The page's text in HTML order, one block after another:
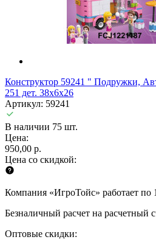
Конструктор 59241 " Подружки,
251 дет. 38х6х26
Артикул: 59241
В наличии 75 шт.
Цена:
950,00 р.
Цена со скидкой:
Компания «ИгроТойс» работает по
Безналичный расчет на расчетный
Оптовые скидки: